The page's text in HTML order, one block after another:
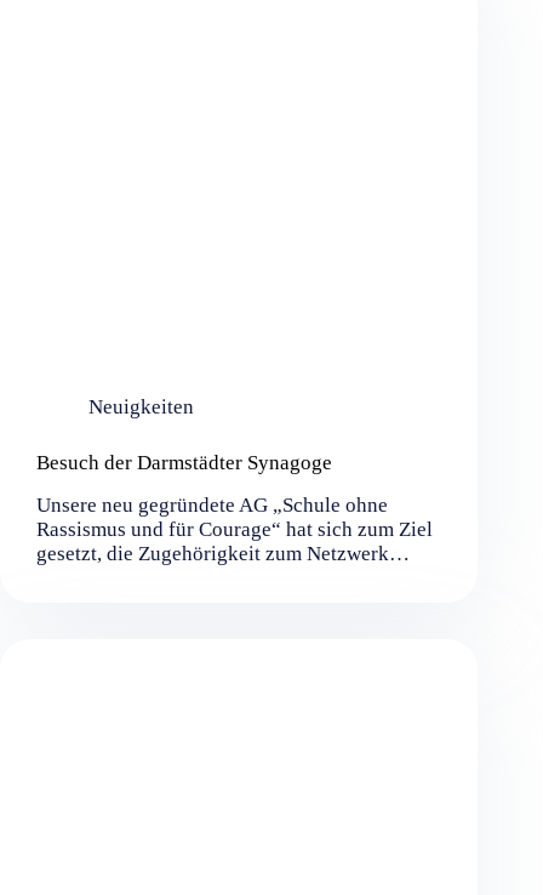
Neuigkeiten
Besuch der Darmstädter Synagoge
Unsere neu gegründete AG „Schule ohne
Rassismus und für Courage“ hat sich zum Ziel
gesetzt, die Zugehörigkeit zum Netzwerk…